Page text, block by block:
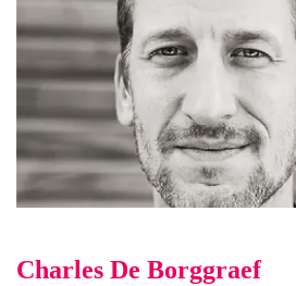
Charles De Borggraef